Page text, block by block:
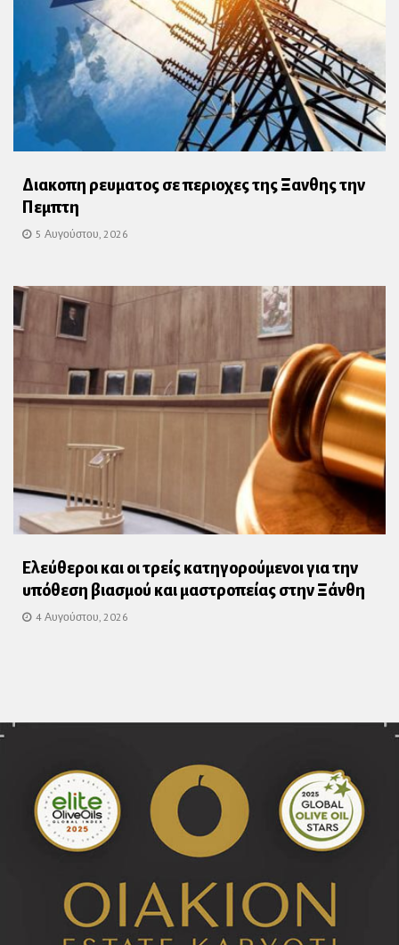
Διακοπη ρευματος σε περιοχες της Ξανθης την
Πεμπτη
5 Αυγούστου, 2026
Ελεύθεροι και οι τρείς κατηγορούμενοι για την
υπόθεση βιασμού και μαστροπείας στην Ξάνθη
4 Αυγούστου, 2026